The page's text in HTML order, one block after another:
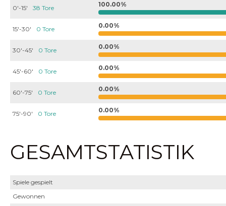
0'-15' 38 Tore 100.00%
15'-30' 0 Tore 0.00%
30'-45' 0 Tore 0.00%
45'-60' 0 Tore 0.00%
60'-75' 0 Tore 0.00%
75'-90' 0 Tore 0.00%
GESAMTSTATISTIK
Spiele gespielt
Gewonnen